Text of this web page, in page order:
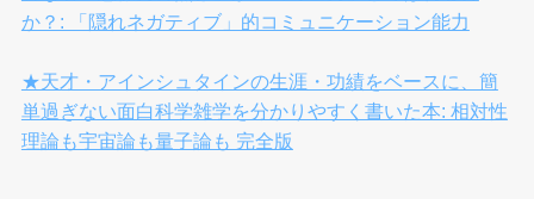
か？: 「隠れネガティブ」的コミュニケーション能力
★天才・アインシュタインの生涯・功績をベースに、簡
単過ぎない面白科学雑学を分かりやすく書いた本: 相対性
理論も宇宙論も量子論も 完全版